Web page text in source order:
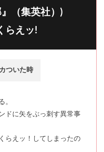
（集英社）)
らえッ!
ついた時
。
ドに矢をぶっ刺す異常事
らえッ！してしまったの